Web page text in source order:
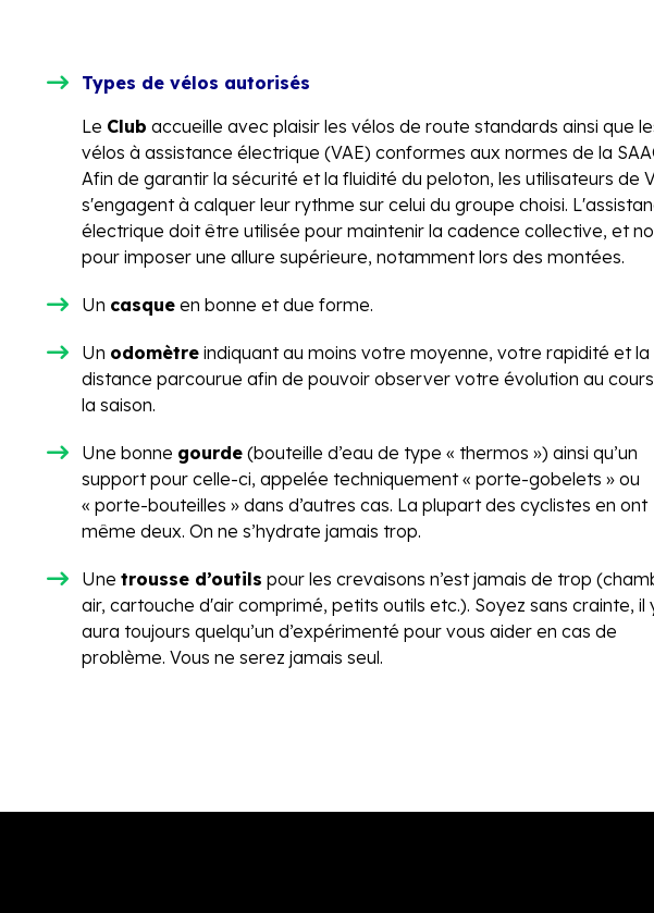
Types de vélos autorisés
Le Club accueille avec plaisir les vélos de route standards ainsi que
vélos à assistance électrique (VAE) conformes aux normes de la
Afin de garantir la sécurité et la fluidité du peloton, les utilisateurs de
s'engagent à calquer leur rythme sur celui du groupe choisi.
électrique doit être utilisée pour maintenir la cadence collective, et
pour imposer une allure supérieure, notamment lors des montées.
Un casque en bonne et due forme.
Un odomètre indiquant au moins votre moyenne, votre rapidité et la
distance parcourue afin de pouvoir observer votre évolution au
la saison.
Une bonne gourde (bouteille d’eau de type « thermos ») ainsi qu’un
support pour celle-ci, appelée techniquement « porte-gobelets » ou
« porte-bouteilles » dans d’autres cas. La plupart des cyclistes en ont
même deux. On ne s’hydrate jamais trop.
Une trousse d’outils pour les crevaisons n’est jamais de trop
air, cartouche d'air comprimé, petits outils etc.). Soyez sans crainte, il
aura toujours quelqu’un d’expérimenté pour vous aider en cas de
problème. Vous ne serez jamais seul.